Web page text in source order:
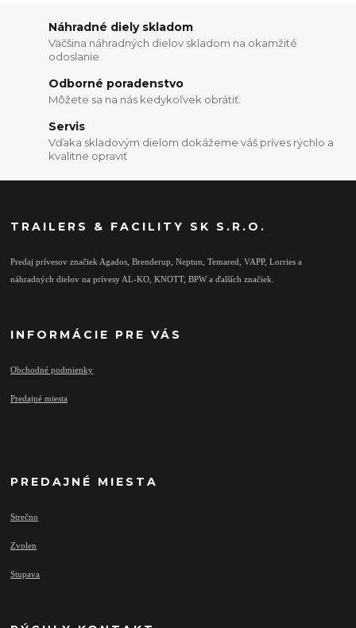
Náhradné diely skladom
Väčšina náhradných dielov skladom na okamžité
odoslanie
Odborné poradenstvo
Môžete sa na nás kedykoľvek obrátiť.
Servis
Vďaka skladovým dielom dokážeme váš príves rýchlo a
kvalitne opraviť
TRAILERS & FACILITY SK S.R.O.
Predaj prívesov značiek Agados, Brenderup, Neptun, Temared, VAPP, Lorries a
náhradných dielov na prívesy AL-KO, KNOTT, BPW a ďalších značiek.
INFORMÁCIE PRE VÁS
Obchodné podmienky
Predajné miesta
PREDAJNÉ MIESTA
Strečno
Zvolen
Stupava